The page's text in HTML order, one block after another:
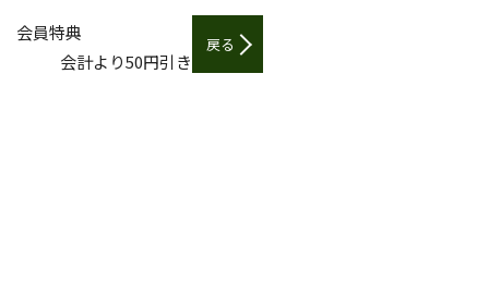
会員特典
会計より50円引き
戻る